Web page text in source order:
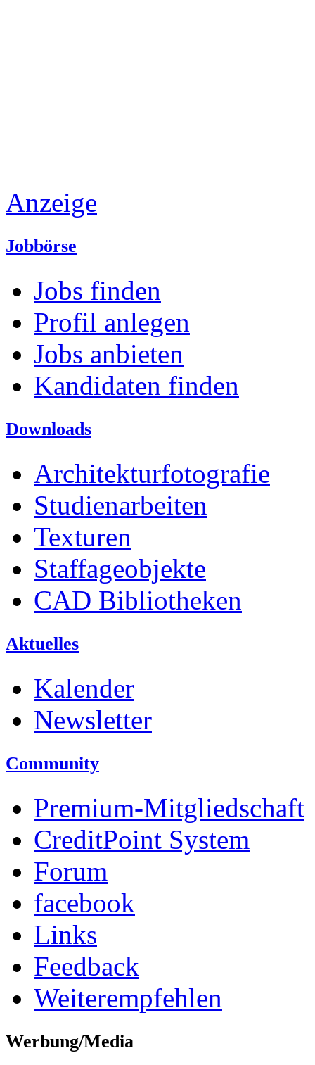
Anzeige
Jobbörse
Jobs finden
Profil anlegen
Jobs anbieten
Kandidaten finden
Downloads
Architekturfotografie
Studienarbeiten
Texturen
Staffageobjekte
CAD Bibliotheken
Aktuelles
Kalender
Newsletter
Community
Premium-Mitgliedschaft
CreditPoint System
Forum
facebook
Links
Feedback
Weiterempfehlen
Werbung/Media